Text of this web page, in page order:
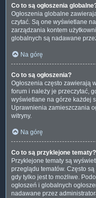
Co to są ogłoszenia
Ogłoszenia globalne
czytać. Są one wyświetlane
zarządzania kontem
globalnych są nadawane
Na górę
Co to są ogłoszenia?
Ogłoszenia często zawierają
forum i należy je przeczytać,
wyświetlane na górze każdej
Uprawnienia zamieszczania
witryny.
Na górę
Co to są przyklejone tematy?
Przyklejone tematy są
przeglądu tematów. Często
gdy tylko jest to możliwe.
ogłoszeń i globalnych
nadawane przez